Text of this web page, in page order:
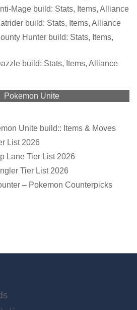
Mage build: Stats, Items, Alliance
build: Stats, Items, Alliance
Hunter build: Stats, Items,
build: Stats, Items, Alliance
Pokemon Unite
Unite build:: Items & Moves
List 2026
Lane Tier List 2026
Tier List 2026
– Pokemon Counterpicks